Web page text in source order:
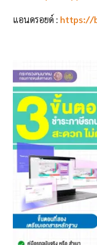
แอนดรอยด์ : https://